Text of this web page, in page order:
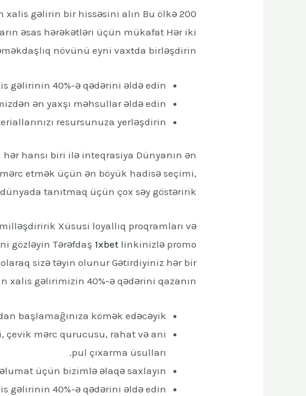
xalis gəlirin bir hissəsini alın Bu ölkə
əsas hərəkətləri üçün mükafat Hər iki
növünü eyni vaxtda birləşdirin
gəlirinin 40%-ə qədərini əldə edin
ən yaxşı məhsullar əldə edin
resursunuza yerləşdirin
hansı biri ilə inteqrasiya Dünyanın ən
etmək üçün ən böyük hadisə seçimi,
tanıtmaq üçün çox səy göstəririk
Xüsusi loyallıq proqramları və
gözləyin Tərəfdaş 1xbetlinkinizlə promo
sizə təyin olunur Gətirdiyiniz hər bir
xalis gəlirimizin 40%-ə qədərini qazanın
başlamağınıza kömək edəcəyik.
çevik mərc qurucusu, rahat və ani
pul çıxarma üsulları.
üçün bizimlə əlaqə saxlayın
gəlirinin 40%-ə qədərini əldə edin